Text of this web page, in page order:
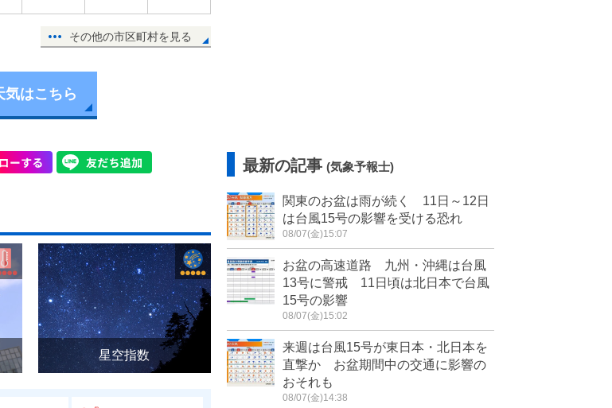
その他の市区町村を見る
気はこちら
星空指数
最新の記事 (気象予報士)
関東のお盆は雨が続く 11日～12日
は台風15号の影響を受ける恐れ
08/07(金)15:07
お盆の高速道路 九州・沖縄は台風
13号に警戒 11日頃は北日本で台風
15号の影響
08/07(金)15:02
来週は台風15号が東日本・北日本を
直撃か お盆期間中の交通に影響の
おそれも
08/07(金)14:38